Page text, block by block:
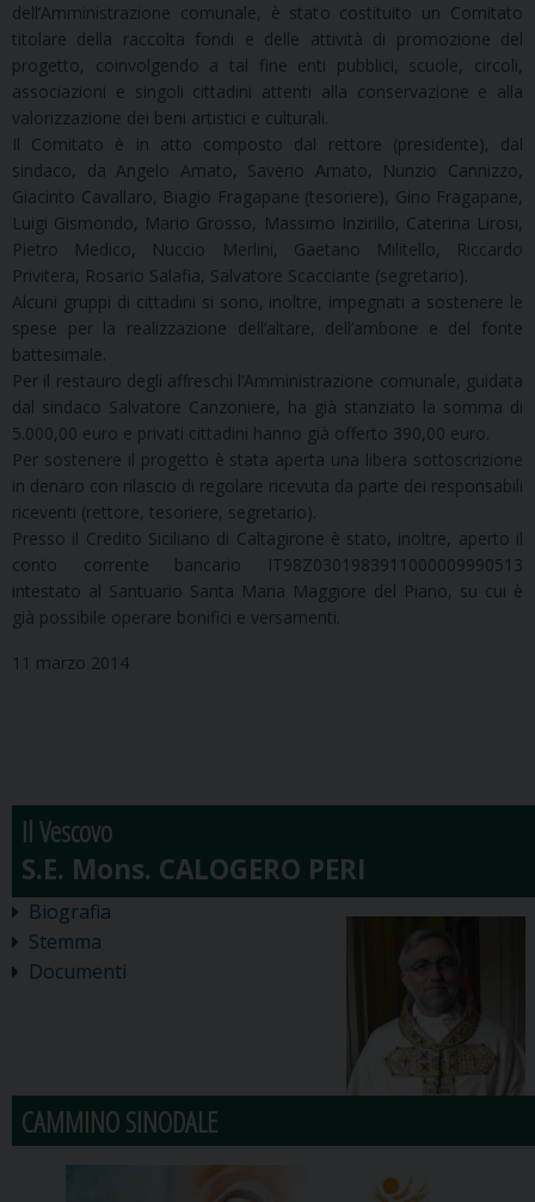
dell’Amministrazione comunale, è stato costituito un Comitato
titolare della raccolta fondi e delle attività di promozione del
progetto, coinvolgendo a tal fine enti pubblici, scuole, circoli,
associazioni e singoli cittadini attenti alla conservazione e alla
valorizzazione dei beni artistici e culturali.
Il Comitato è in atto composto dal rettore (presidente), dal
sindaco, da Angelo Amato, Saverio Amato, Nunzio Cannizzo,
Giacinto Cavallaro, Biagio Fragapane (tesoriere), Gino Fragapane,
Luigi Gismondo, Mario Grosso, Massimo Inzirillo, Caterina Lirosi,
Pietro Medico, Nuccio Merlini, Gaetano Militello, Riccardo
Privitera, Rosario Salafia, Salvatore Scacciante (segretario).
Alcuni gruppi di cittadini si sono, inoltre, impegnati a sostenere le
spese per la realizzazione dell’altare, dell’ambone e del fonte
battesimale.
Per il restauro degli affreschi l’Amministrazione comunale, guidata
dal sindaco Salvatore Canzoniere, ha già stanziato la somma di
5.000,00 euro e privati cittadini hanno già offerto 390,00 euro.
Per sostenere il progetto è stata aperta una libera sottoscrizione
in denaro con rilascio di regolare ricevuta da parte dei responsabili
riceventi (rettore, tesoriere, segretario).
Presso il Credito Siciliano di Caltagirone è stato, inoltre, aperto il
conto corrente bancario IT98Z0301983911000009990513
intestato al Santuario Santa Maria Maggiore del Piano, su cui è
già possibile operare bonifici e versamenti.
11 marzo 2014
Il Vescovo
Biografia
Stemma
Documenti
CAMMINO SINODALE